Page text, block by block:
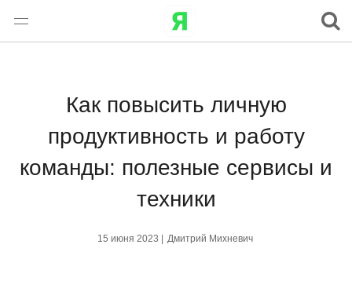
Как повысить личную
продуктивность и работу
команды: полезные сервисы и
техники
15 июня 2023 | Дмитрий Михневич